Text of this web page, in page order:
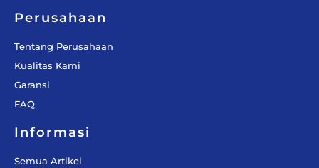
f
Perusahaan
Tentang Perusahaan
Kualitas Kami
Garansi
FAQ
Informasi
Semua Artikel